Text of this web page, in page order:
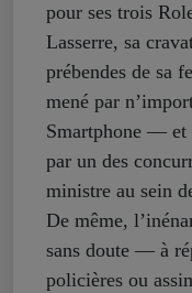
pour ses trois
Lasserre, sa
prébendes de sa
mené par
Smartphone — et
par un des
ministre au sein
De même,
sans doute — à
policières ou